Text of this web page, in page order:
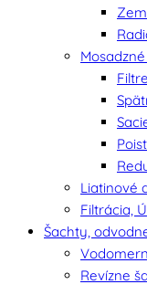
Liatinové
Filtrácia,
Šachty,
Revízne